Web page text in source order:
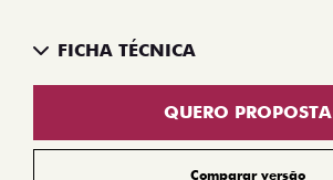
FICHA TÉCNICA
QUERO PROPOSTA
Comparar versão